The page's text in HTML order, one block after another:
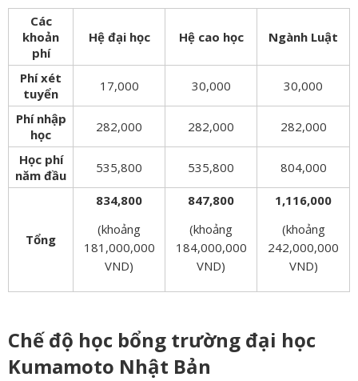
Các
khoản
phí
Hệ đại học Hệ cao học Ngành Luật
Phí xét
tuyển
17,000 30,000 30,000
Phí nhập
học
282,000 282,000 282,000
Học phí
năm đầu
535,800 535,800 804,000
Tổng
834,800
(khoảng
181,000,000
VND)
847,800
(khoảng
184,000,000
VND)
1,116,000
(khoảng
242,000,000
VND)
Chế độ học bổng trường đại học
Kumamoto Nhật Bản